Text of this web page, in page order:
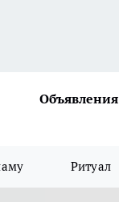
Объявления
Ритуал